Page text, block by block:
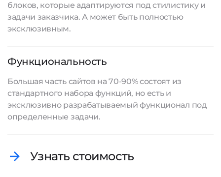
блоков, которые адаптируются под стилистику и
задачи заказчика. А может быть полностью
эксклюзивным.
Функциональность
Большая часть сайтов на 70-90% состоят из
стандартного набора функций, но есть и
эксклюзивно разрабатываемый функционал под
определенные задачи.
Узнать стоимость